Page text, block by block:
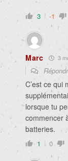
3 -1
Marc 3
C’est ce qui
lorsque tu
commencer
batteries.
1 0